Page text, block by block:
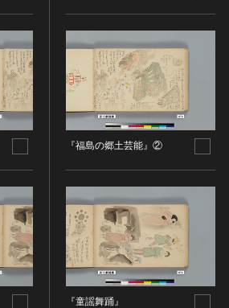
『福島の郷土芸能』②
『童謡舞踊』
品類
物)
EVALUATED（著作権未評価）
（著作権未決定）
（知る限り著作権なし）
- JP ORPHAN
決定-裁定制度利用著作物）